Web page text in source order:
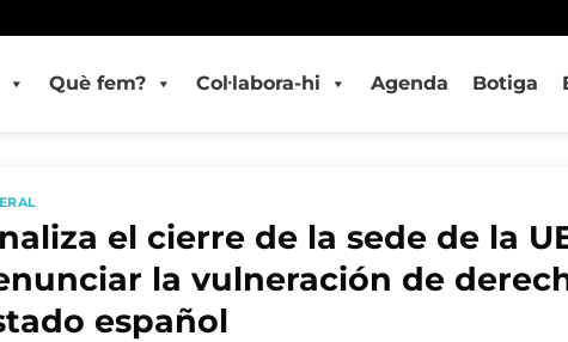
Què fem? Col·labora-hi Agenda Botiga
el cierre de la sede de la
la vulneración de
español